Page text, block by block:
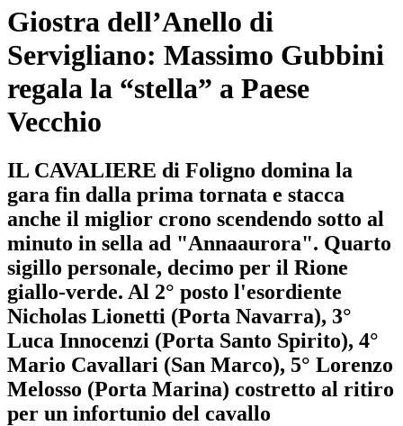
Giostra dell’Anello di
Servigliano: Massimo Gubbini
regala la “stella” a Paese
Vecchio
IL CAVALIERE di Foligno domina la
gara fin dalla prima tornata e stacca
anche il miglior crono scendendo sotto al
minuto in sella ad "Annaaurora". Quarto
sigillo personale, decimo per il Rione
giallo-verde. Al 2° posto l'esordiente
Nicholas Lionetti (Porta Navarra), 3°
Luca Innocenzi (Porta Santo Spirito), 4°
Mario Cavallari (San Marco), 5° Lorenzo
Melosso (Porta Marina) costretto al ritiro
per un infortunio del cavallo